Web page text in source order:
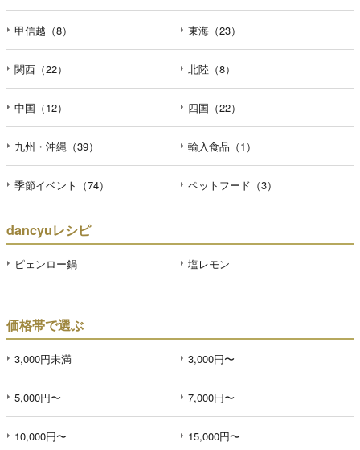
甲信越（8） 東海（23）
関西（22） 北陸（8）
中国（12） 四国（22）
九州・沖縄（39） 輸入食品（1）
季節イベント（74） ペットフード（3）
dancyuレシピ
ピェンロー鍋 塩レモン
価格帯で選ぶ
3,000円未満 3,000円〜
5,000円〜 7,000円〜
10,000円〜 15,000円〜